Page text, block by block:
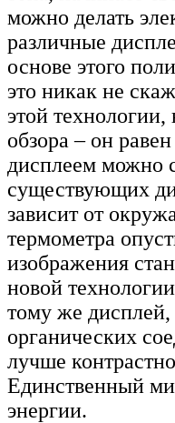
можно делать
различные
основе этого
это никак не
этой технологии,
обзора – он
дисплеем можно
существующих
зависит от
термометра
изображения
новой
тому же дисплей,
органических
лучше
Единственный
энергии.